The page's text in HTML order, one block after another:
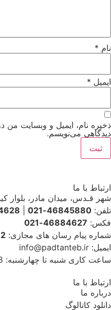
نام *
ایمیل *
ذخیره نام، ایمیل و وبسایت من
دیدگاهی می‌نویسم.
ارتباط با ما
شهر قـدس، میدان مادر، بلوار
تلفن: 46845880-021
021
فکس: 46884627-021
شماره پیام رسان های مجازی:
ایمیل: info@padtanteb.ir
ساعت کاری شنبه تا چهارشنبه: 8 الی 15:30
ارتباط با ما
درباره ما
دانلود کاتالوگ